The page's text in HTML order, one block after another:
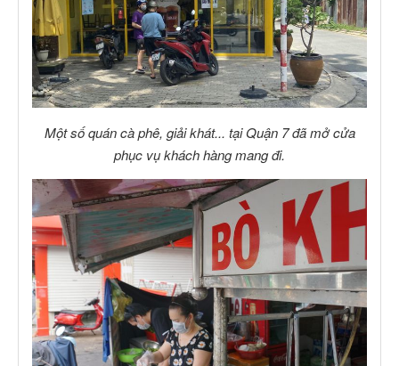
Một số quán cà phê, giải khát... tại Quận 7 đã mở cửa
phục vụ khách hàng mang đi.